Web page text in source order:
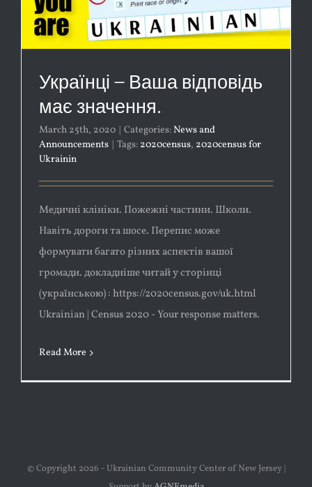
Українці – Ваша відповідь
має значення.
March 25th, 2020 | Categories: News and
Announcements | Tags: 2020census, 2020census for
Ukrainin
Медичні клініки. Пожежні частини. Школи.
Навіть дороги та шосе. Перепис може
формувати багато різних аспектів вашої
громади. докладніше читай у сторінці
(українською) : https://2020census.gov/uk.html
Ukrainian | Census 2020 - Your response matters.
Read More
© Copyright 2026 - Ukrainian Community Center of New Jersey |